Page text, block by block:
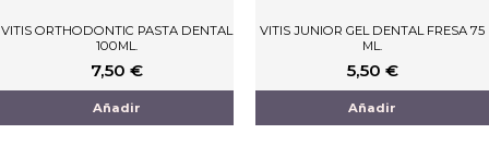
VITIS ORTHODONTIC PASTA DENTAL
100ML.
7,50 €
Añadir
VITIS JUNIOR GEL DENTAL FRESA 75
ML.
5,50 €
Añadir